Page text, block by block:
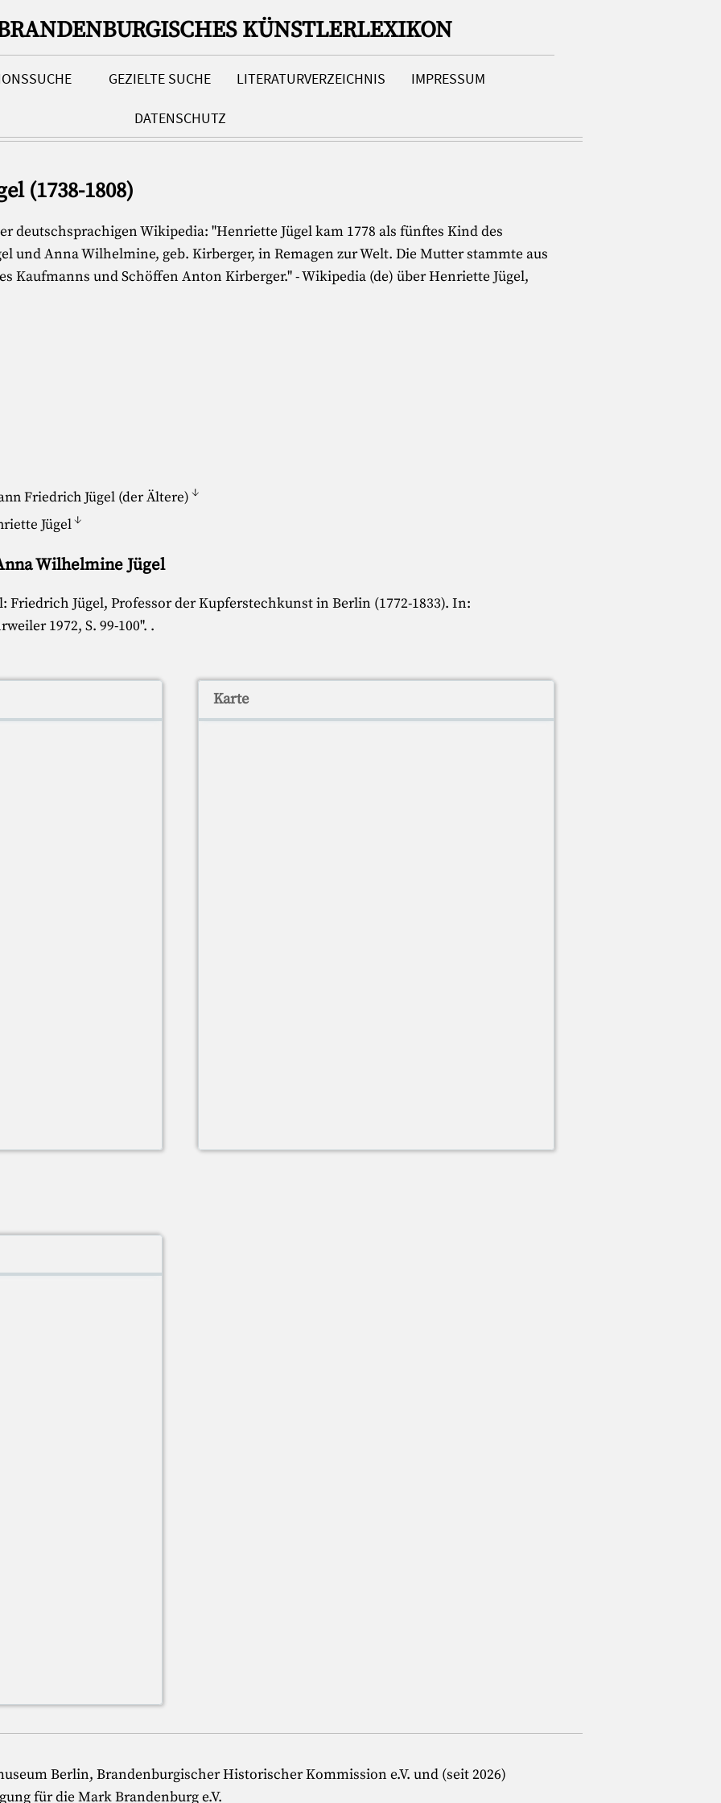
KÜNSTLERLEXIKON
GEZIELTE SUCHE LITERATURVERZEICHNIS IMPRESSUM
DATENSCHUTZ
(1738-1808)
deutschsprachigen Wikipedia: "Henriette Jügel kam 1778 als fünftes Kind des
und Anna Wilhelmine, geb. Kirberger, in Remagen zur Welt. Die Mutter stammte aus
Kaufmanns und Schöffen Anton Kirberger." - Wikipedia (de) über Henriette Jügel,
Friedrich Jügel (der Ältere) ↓
Jügel↓
Wilhelmine Jügel
Friedrich Jügel, Professor der Kupferstechkunst in Berlin (1772-1833). In:
1972, S. 99-100". .
Karte
Berlin, Brandenburgischer Historischer Kommission e.V. und (seit 2026)
für die Mark Brandenburg e.V.